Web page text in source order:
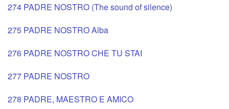
274 PADRE NOSTRO (The sound of silence)
275 PADRE NOSTRO Alba
276 PADRE NOSTRO CHE TU STAI
277 PADRE NOSTRO
278 PADRE, MAESTRO E AMICO